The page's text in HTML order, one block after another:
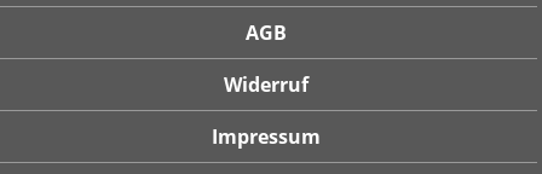
AGB
Widerruf
Impressum